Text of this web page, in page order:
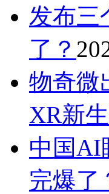
发布三
了？
物奇微
XR新
中国AI
完爆了